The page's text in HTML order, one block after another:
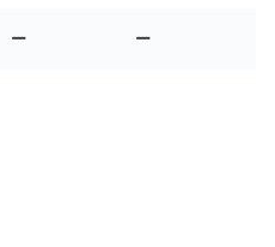
ー ー